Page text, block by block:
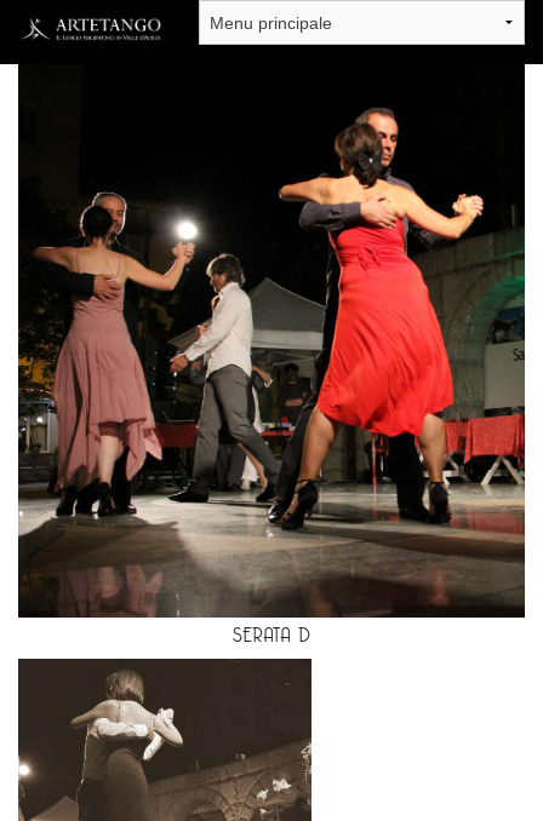
Salta al contenuto principale
SERATA D